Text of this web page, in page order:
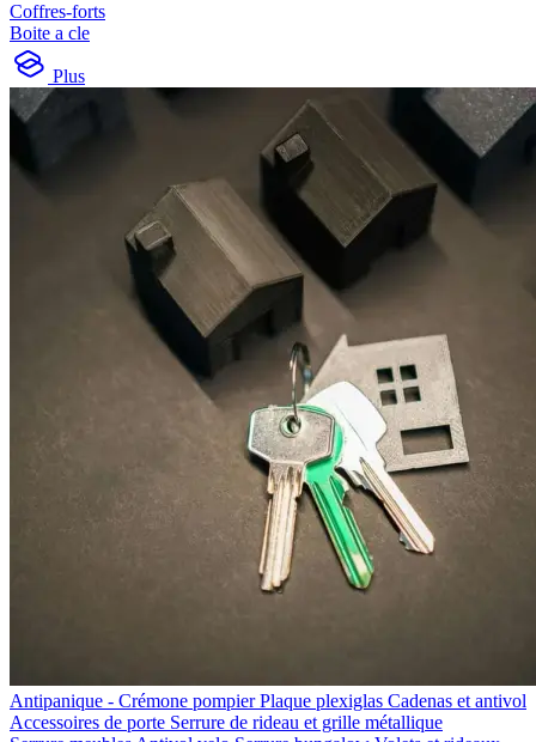
Coffres-forts
Boite a cle
Plus
Antipanique - Crémone pompierPlaque plexiglas Cadenas et antivol
Accessoires de porte Serrure de rideau et grille métallique